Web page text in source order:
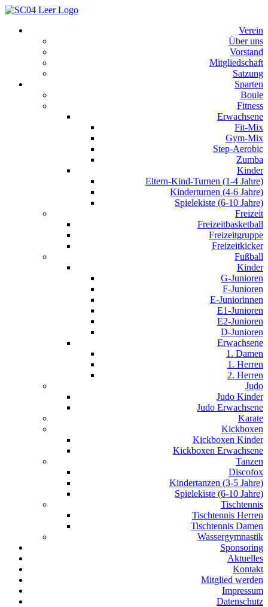
Inhalt
springen
Verein
Über uns
Vorstand
Mitgliedschaft
Satzung
Sparten
Boule
Fitness
Erwachsene
Fit-Mix
Gym-Mix
Step-Aerobic
Zumba
Kinder
Eltern-Kind-Turnen (1-4 Jahre)
Kinderturnen (4-6 Jahre)
Spielekiste (6-10 Jahre)
Freizeit
Freizeitbasketball
Freizeitgruppe
Freizeitkicker
Fußball
Kinder
G-Junioren
F-Junioren
E-Juniorinnen
E1-Junioren
E2-Junioren
D-Junioren
Erwachsene
1. Damen
1. Herren
2. Herren
Judo
Judo Kinder
Judo Erwachsene
Karate
Kickboxen
Kickboxen Kinder
Kickboxen Erwachsene
Tanzen
Discofox
Kindertanzen (3-5 Jahre)
Spielekiste (6-10 Jahre)
Tischtennis
Tischtennis Herren
Tischtennis Damen
Wassergymnastik
Sponsoring
Aktuelles
Kontakt
Mitglied werden
Impressum
Datenschutz